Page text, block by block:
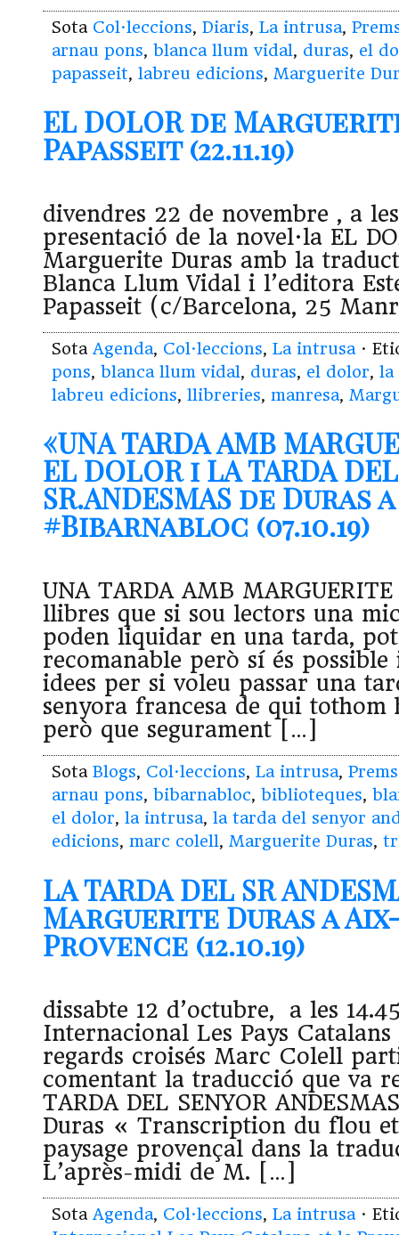
Sota Col·leccions, Diaris, La intrusa,
arnau pons, blanca llum vidal, duras, el
papasseit, labreu edicions, Marguerite
EL DOLOR de
Papasseit (22.11.19)
divendres 22 de novembre , a
presentació de la novel·la EL
Marguerite Duras amb la
Blanca Llum Vidal i l’editora
Papasseit (c/Barcelona, 25
Sota Agenda, Col·leccions, La intrusa ·
pons, blanca llum vidal, duras, el dolor, la
labreu edicions, llibreries, manresa,
«UNA TARDA AMB
EL DOLOR i LA TARDA DEL
SR.ANDESMAS de Duras a
#Bibarnabloc (07.10.19)
UNA TARDA AMB
llibres que si sou lectors una
poden liquidar en una tarda,
recomanable però sí és
idees per si voleu passar una
senyora francesa de qui
però que segurament […]
Sota Blogs, Col·leccions, La intrusa,
arnau pons, bibarnabloc, biblioteques,
el dolor, la intrusa, la tarda del senyor
edicions, marc colell, Marguerite Duras,
LA TARDA DEL SR
Marguerite Duras a
Provence (12.10.19)
dissabte 12 d’octubre, a les
Internacional Les Pays
regards croisés Marc Colell
comentant la traducció que va
TARDA DEL SENYOR
Duras « Transcription du flou
paysage provençal dans la
L’après-midi de M. […]
Sota Agenda, Col·leccions, La intrusa ·